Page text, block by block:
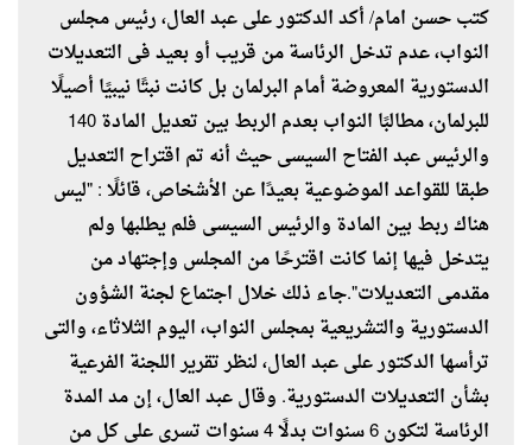
كتب حسن امام/ أكد الدكتور على عبد العال، رئيس مجلس
النواب، عدم تدخل الرئاسة من قريب أو بعيد فى التعديلات
الدستورية المعروضة أمام البرلمان بل كانت نبتًا نيبيًا أصيلًا
للبرلمان، مطالبًا النواب بعدم الربط بين تعديل المادة 140
والرئيس عبد الفتاح السيسى حيث أنه تم اقتراح التعديل
طبقا للقواعد الموضوعية بعيدًا عن الأشخاص، قائلًا : "ليس
هناك ربط بين المادة والرئيس السيسى فلم يطلبها ولم
يتدخل فيها إنما كانت اقترحًا من المجلس وإجتهاد من
مقدمى التعديلات".جاء ذلك خلال اجتماع لجنة الشؤون
الدستورية والتشريعية بمجلس النواب، اليوم الثلاثاء، والتى
ترأسها الدكتور على عبد العال، لنظر تقرير اللجنة الفرعية
بشأن التعديلات الدستورية. وقال عبد العال، إن مد المدة
الرئاسة لتكون 6 سنوات بدلًا 4 سنوات تسرى على كل من